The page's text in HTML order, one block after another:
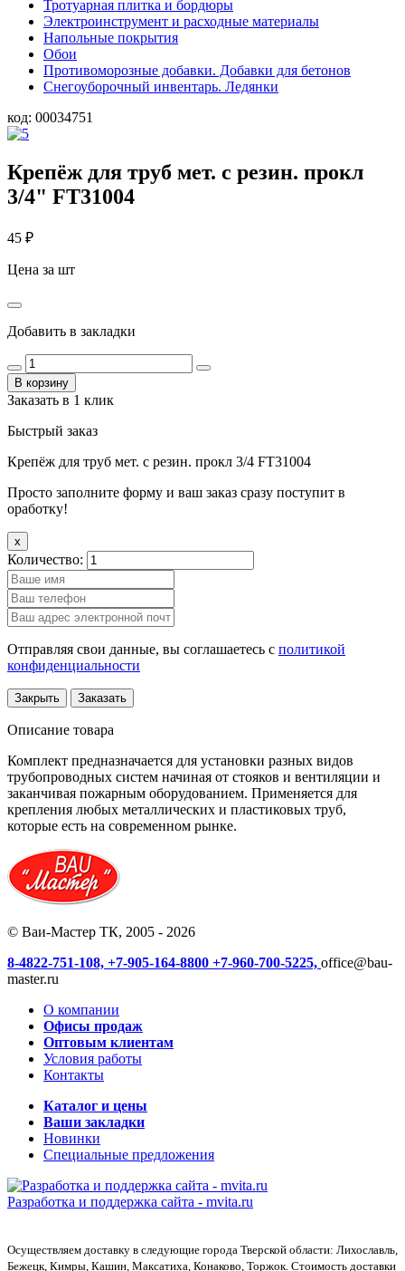
Тротуарная плитка и бордюры
Электроинструмент и расходные материалы
Напольные покрытия
Обои
Противоморозные добавки. Добавки для бетонов
Снегоуборочный инвентарь. Ледянки
код: 00034751
Крепёж для труб мет. с резин. прокл
3/4" FT31004
45 ₽
Цена за шт
Добавить в закладки
В корзину
Заказать в 1 клик
Быстрый заказ
Крепёж для труб мет. с резин. прокл 3/4 FT31004
Просто заполните форму и ваш заказ сразу поступит в
оработку!
x
Количество:
Отправляя свои данные, вы соглашаетесь с политикой
конфиденциальности
Закрыть Заказать
Описание товара
Комплект предназначается для установки разных видов
трубопроводных систем начиная от стояков и вентиляции и
заканчивая пожарным оборудованием. Применяется для
крепления любых металлических и пластиковых труб,
которые есть на современном рынке.
© Ваи-Мастер ТК, 2005 - 2026
8-4822-751-108, +7-905-164-8800 +7-960-700-5225, office@bau-
master.ru
О компании
Офисы продаж
Оптовым клиентам
Условия работы
Контакты
Каталог и цены
Ваши закладки
Новинки
Специальные предложения
Разработка и поддержка сайта - mvita.ru
Осуществляем доставку в следующие города Тверской области: Лихославль,
Бежецк, Кимры, Кашин, Максатиха, Конаково, Торжок. Стоимость доставки